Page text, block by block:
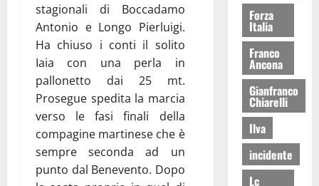
stagionali di Boccadamo
Antonio e Longo Pierluigi.
Ha chiuso i conti il solito
Iaia con una perla in
pallonetto dai 25 mt.
Prosegue spedita la marcia
verso le fasi finali della
compagine martinese che è
sempre seconda ad un
punto dal Benevento. Dopo
Forza
Italia
Franco
Ancona
Gianfranco
Chiarelli
Ilva
incidente
Lc